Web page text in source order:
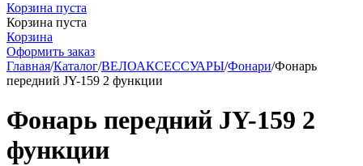
Корзина пуста
Корзина пуста
Корзина
Оформить заказ
Главная/Каталог/ВЕЛОАКСЕССУАРЫ/Фонари/Фонарь
передний JY-159 2 функции
Фонарь передний JY-159 2
функции